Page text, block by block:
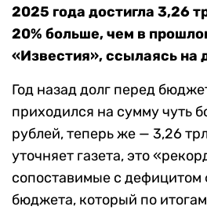
2025 года достигла 3,26
20% больше, чем в
«Известия», ссылаясь на
Год назад долг перед
приходился на сумму чуть
рублей, теперь же — 3,26
уточняет газета, это
сопоставимые с дефицитом
бюджета, который по